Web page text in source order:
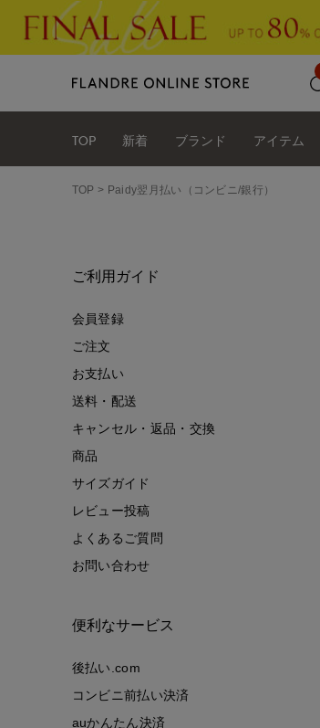
TOP 新着 ブランド アイテム
TOP Paidy翌月払い（コンビニ/銀行）
ご利用ガイド
会員登録
ご注文
お支払い
送料・配送
キャンセル・返品・交換
商品
サイズガイド
レビュー投稿
よくあるご質問
お問い合わせ
便利なサービス
後払い.com
コンビニ前払い決済
auかんたん決済